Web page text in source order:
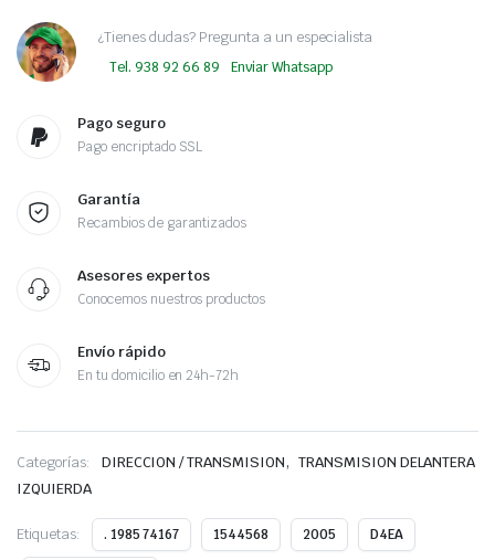
¿Tienes dudas? Pregunta a un especialista
Tel. 938 92 66 89 Enviar Whatsapp
Pago seguro
Pago encriptado SSL
Garantía
Recambios de garantizados
Asesores expertos
Conocemos nuestros productos
Envío rápido
En tu domicilio en 24h-72h
Categorías: DIRECCION / TRANSMISION, TRANSMISION DELANTERA
IZQUIERDA
Etiquetas: . 1985 74167 1544568 2005 D4EA